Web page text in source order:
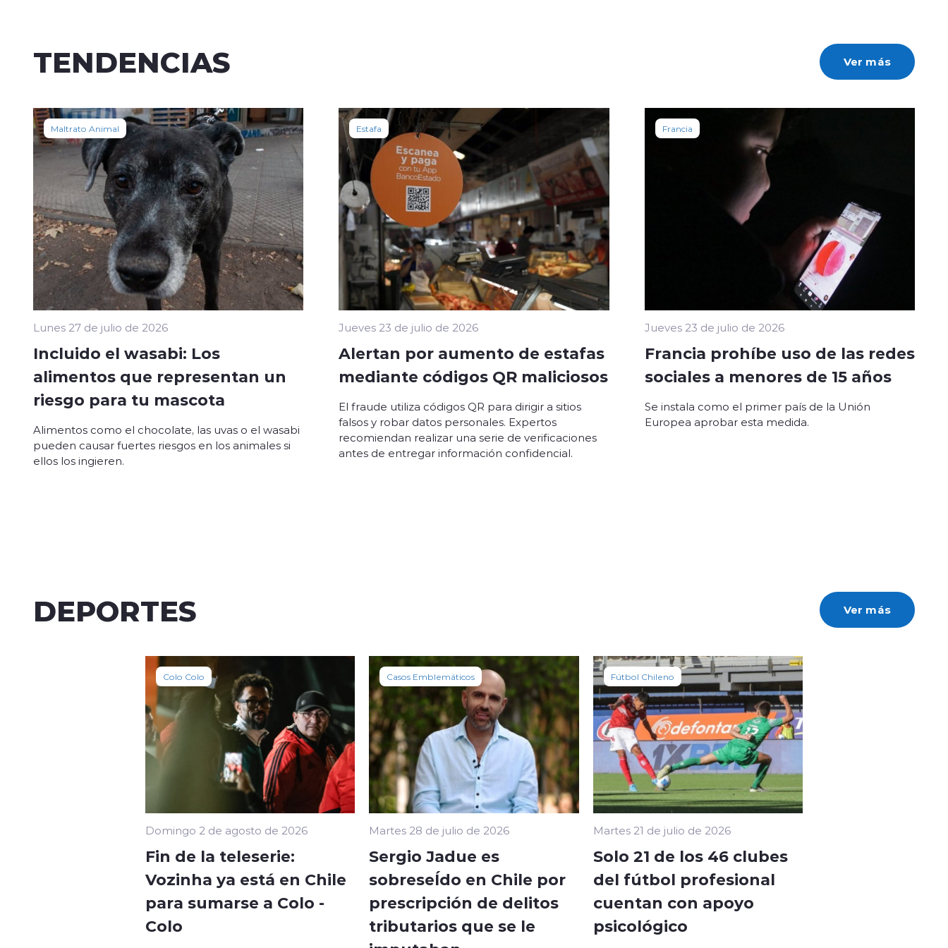
TENDENCIAS Ver más
Maltrato Animal
Lunes 27 de julio de 2026
Incluido el wasabi: Los
alimentos que representan un
riesgo para tu mascota
Alimentos como el chocolate, las uvas o el wasabi
pueden causar fuertes riesgos en los animales si
ellos los ingieren.
Estafa
Jueves 23 de julio de 2026
Alertan por aumento de estafas
mediante códigos QR maliciosos
El fraude utiliza códigos QR para dirigir a sitios
falsos y robar datos personales. Expertos
recomiendan realizar una serie de verificaciones
antes de entregar información confidencial.
Francia
Jueves 23 de julio de 2026
Francia prohíbe uso de las redes
sociales a menores de 15 años
Se instala como el primer país de la Unión
Europea aprobar esta medida.
DEPORTES Ver más
Colo Colo
Domingo 2 de agosto de 2026
Fin de la teleserie:
Vozinha ya está en Chile
para sumarse a Colo -
Colo
Casos Emblemáticos
Martes 28 de julio de 2026
Sergio Jadue es
sobreseÍdo en Chile por
prescripción de delitos
tributarios que se le
Fútbol Chileno
Martes 21 de julio de 2026
Solo 21 de los 46 clubes
del fútbol profesional
cuentan con apoyo
psicológico